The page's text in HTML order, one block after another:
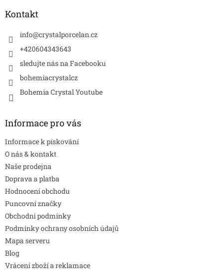
Kontakt
info@crystalporcelan.cz
+420604343643
sledujte nás na Facebooku
bohemiacrystalcz
Bohemia Crystal Youtube
Informace pro vás
Informace k pískování
O nás & kontakt
Naše prodejna
Doprava a platba
Hodnocení obchodu
Puncovní značky
Obchodní podmínky
Podmínky ochrany osobních údajů
Mapa serveru
Blog
Vrácení zboží a reklamace